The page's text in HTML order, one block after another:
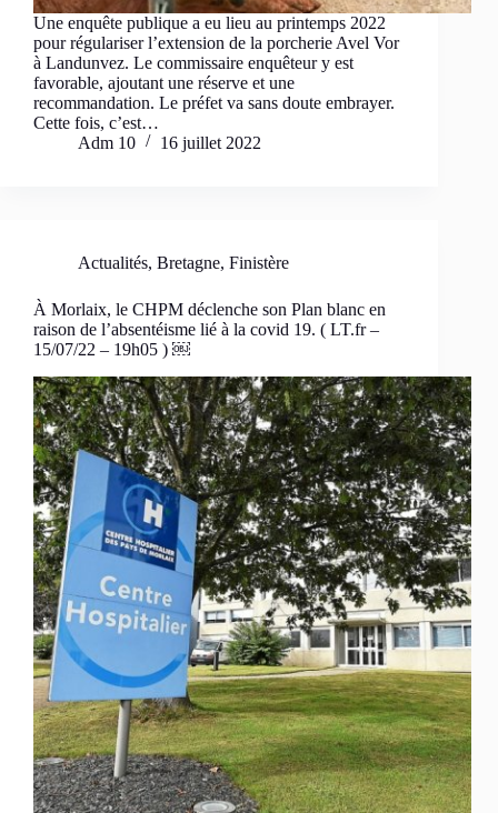
Une enquête publique a eu lieu au printemps 2022
pour régulariser l’extension de la porcherie Avel Vor
à Landunvez. Le commissaire enquêteur y est
favorable, ajoutant une réserve et une
recommandation. Le préfet va sans doute embrayer.
Cette fois, c’est…
Adm 10
16 juillet 2022
Actualités, Bretagne, Finistère
À Morlaix, le CHPM déclenche son Plan blanc en
raison de l’absentéisme lié à la covid 19. ( LT.fr –
15/07/22 – 19h05 ) ￼